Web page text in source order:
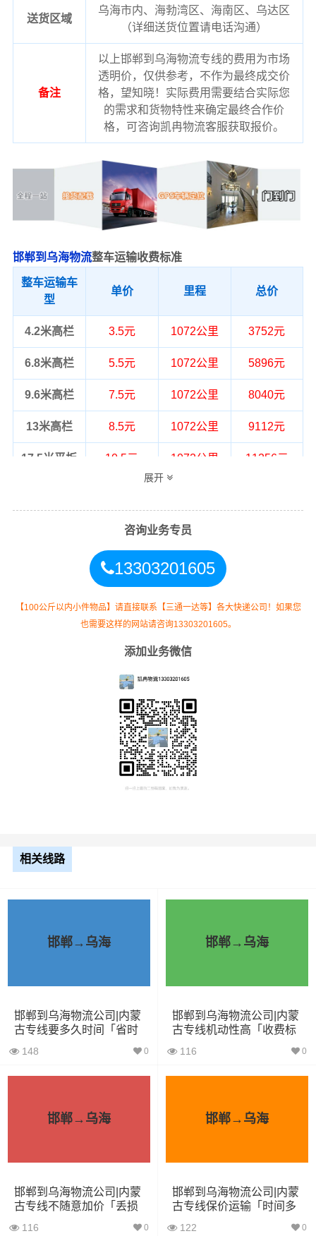
送货区域
乌海市内、海勃湾区、海南区、乌达区
（详细送货位置请电话沟通）
备注
以上邯郸到乌海物流专线的费用为市场
透明价，仅供参考，不作为最终成交价
格，望知晓！实际费用需要结合实际您
的需求和货物特性来确定最终合作价
格，可咨询凯冉物流客服获取报价。
邯郸到乌海物流整车运输收费标准
整车运输车
型
单价 里程 总价
4.2米高栏 3.5元 1072公里 3752元
6.8米高栏 5.5元 1072公里 5896元
9.6米高栏 7.5元 1072公里 8040元
13米高栏 8.5元 1072公里 9112元
17.5米平板 10.5元 1072公里 11256元
考，不作为最终成交价格，望知晓！
根据货物类型选择合适车型
3.8米货车
4.2米货车 22立方 5吨 4.2×2.4×2.5
5.2米货车 31立方 5.2×2.4×2.6
9.6米货车 58立方 18吨 9.6×2.4×2.5
一家不靠谱的物流公司，可能会面临以下风险和损失：
1、包裹丢失或损坏：不靠谱的物流公司可能会在运输过程
展开
咨询业务专员
13303201605
【100公斤以内小件物品】请直接联系【三通一达等】各大快递公司！如果您
也需要这样的网站请咨询13303201605。
添加业务微信
相关线路
邯郸→乌海
邯郸到乌海物流公司|内蒙
古专线要多久时间「省时
148 0
邯郸→乌海
邯郸到乌海物流公司|内蒙
古专线机动性高「收费标
116 0
邯郸→乌海
邯郸到乌海物流公司|内蒙
古专线不随意加价「丢损
116 0
邯郸→乌海
邯郸到乌海物流公司|内蒙
古专线保价运输「时间多
122 0